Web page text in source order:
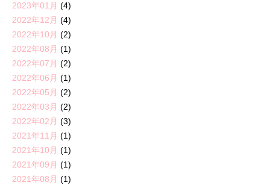
2023年01月 (4)
2022年12月 (4)
2022年10月 (2)
2022年08月 (1)
2022年07月 (2)
2022年06月 (1)
2022年05月 (2)
2022年03月 (2)
2022年02月 (3)
2021年11月 (1)
2021年10月 (1)
2021年09月 (1)
2021年08月 (1)